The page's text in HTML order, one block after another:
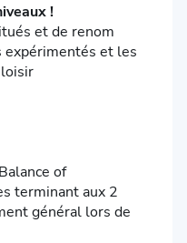
!
et de renom
et les
of
terminant aux 2
général lors de